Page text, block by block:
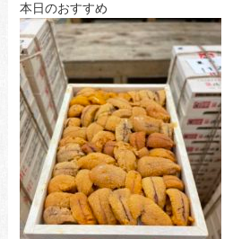
本日のおすすめ